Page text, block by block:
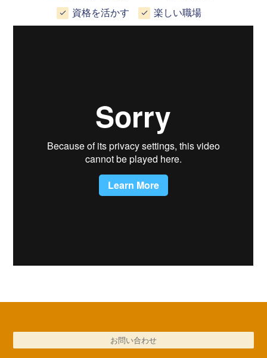
資格を活かす
楽しい職場
お問い合わせ